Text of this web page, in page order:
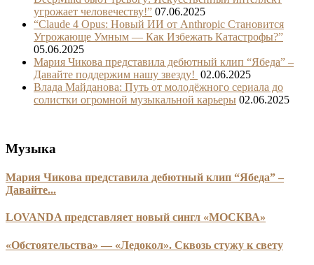
угрожает человечеству!” 07.06.2025
“Claude 4 Opus: Новый ИИ от Anthropic Становится
Угрожающе Умным — Как Избежать Катастрофы?”
05.06.2025
Мария Чикова представила дебютный клип “Ябеда” –
Давайте поддержим нашу звезду! 02.06.2025
Влада Майданова: Путь от молодёжного сериала до
солистки огромной музыкальной карьеры 02.06.2025
Музыка
Мария Чикова представила дебютный клип “Ябеда” –
Давайте...
LOVANDA представляет новый сингл «МОСКВА»
«Обстоятельства» — «Ледокол». Сквозь стужу к свету